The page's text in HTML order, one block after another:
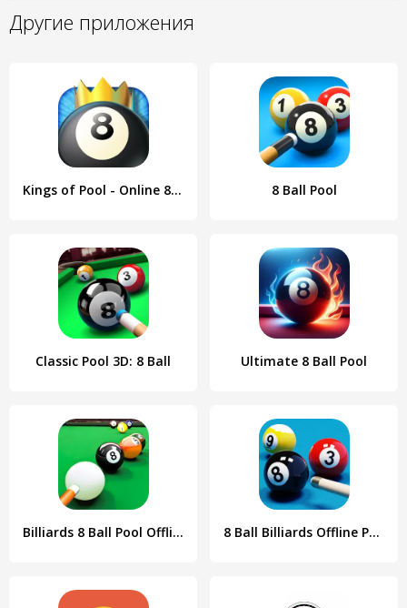
Другие приложения
Kings of Pool - Online 8 Ball 8 Ball Pool
Classic Pool 3D: 8 Ball Ultimate 8 Ball Pool
Billiards 8 Ball Pool Offline 8 Ball Billiards Offline Pool